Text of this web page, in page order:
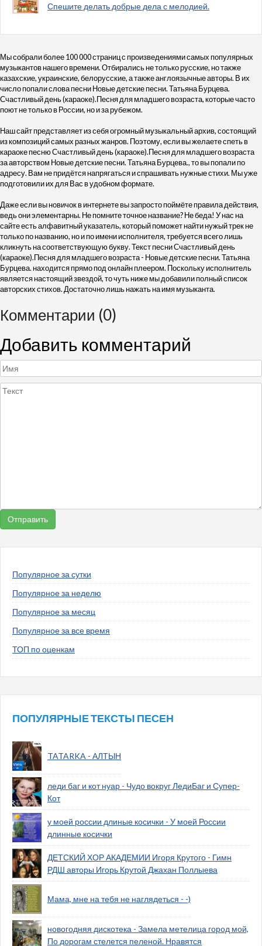
Спешите делать добрые дела с мелодией.
Мы собрали более 100 000 страниц с произведениями самых популярных
музыкантов нашего времени. Отбирались не только русские, но также
казахские, украинские, белорусские, а также англоязычные авторы. В их
число попали слова песни Новые детские песни. Татьяна Бурцева.
Счастливый день (караоке).Песня для младшего возраста, которые часто
поют не только в России, но и за рубежом.
Наш сайт представляет из себя огромный музыкальный архив, состоящий
из композиций самых разных жанров. Поэтому, если вы желаете спеть в
караоке песню Счастливый день (караоке).Песня для младшего возраста
за авторством Новые детские песни. Татьяна Бурцева., то вы попали по
адресу. Вам не придётся напрягаться и спрашивать нужные стихи. Мы уже
подготовили их для Вас в удобном формате.
Даже если вы новичок в интернете вы запросто поймёте правила действия,
ведь они элементарны. Не помните точное название? Не беда! У нас на
сайте есть алфавитный указатель, который поможет найти нужый трек не
только по названию, но и по имени исполнителя, требуется всего лишь
кликнуть на соответствующую букву. Текст песни Счастливый день
(караоке).Песня для младшего возраста - Новые детские песни. Татьяна
Бурцева. находится прямо под онлайн плеером. Поскольку исполнитель
является настоящий звездой, то чуть ниже мы добавили полный список
авторских стихов. Достаточно лишь нажать на имя музыканта.
Комментарии (0)
Добавить комментарий
Популярное за сутки
Популярное за неделю
Популярное за месяц
Популярное за все время
ТОП по оценкам
ПОПУЛЯРНЫЕ ТЕКСТЫ ПЕСЕН
TATARKA - АЛТЫН
леди баг и кот нуар - Чудо вокруг ЛедиБаг и Супер-
Кот
у моей россии длиные косички - У моей России
длинные косички
ДЕТСКИЙ ХОР АКАДЕМИИ Игоря Крутого - Гимн
РДШ авторы Игорь Крутой Джахан Поллыева
Мама, мне на тебя не наглядеться - -)
новогодняя дискотека - Замела метелица город мой,
По дорогам стелется пеленой. Нравятся